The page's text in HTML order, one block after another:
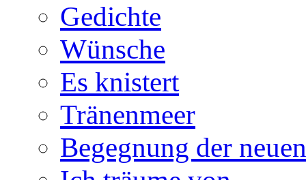
Gedichte
Wünsche
Es knistert
Tränenmeer
Begegnung der